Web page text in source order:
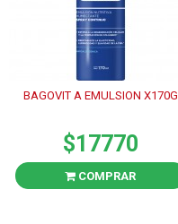
BAGOVIT A EMULSION X170G
$17770
COMPRAR